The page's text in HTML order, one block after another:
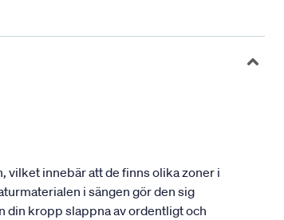
vilket innebär att de finns olika zoner i
i sängen gör den sig
din kropp slappna av ordentligt och